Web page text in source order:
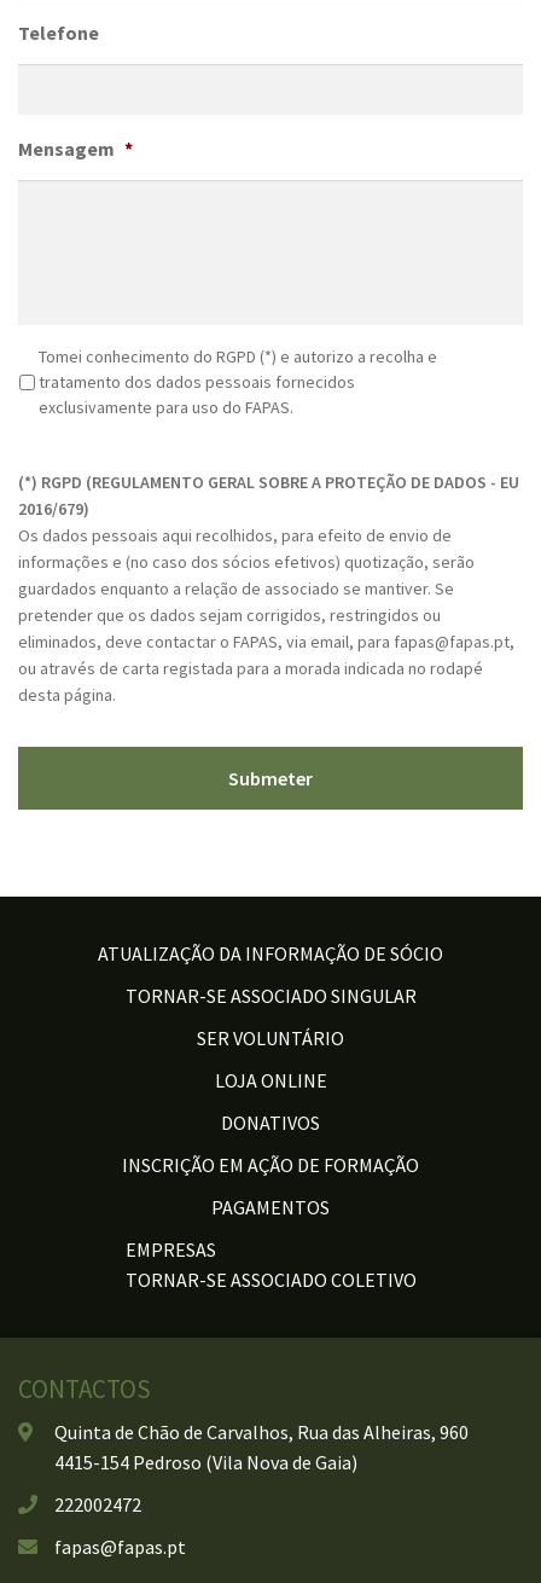
Telefone
Mensagem *
G
Tomei conhecimento do RGPD (*) e autorizo a recolha e
tratamento dos dados pessoais fornecidos
exclusivamente para uso do FAPAS.
A
P
T
C
H
A
(*) RGPD (REGULAMENTO GERAL SOBRE A PROTEÇÃO DE DADOS - EU
2016/679)
Os dados pessoais aqui recolhidos, para efeito de envio de
informações e (no caso dos sócios efetivos) quotização, serão
guardados enquanto a relação de associado se mantiver. Se
pretender que os dados sejam corrigidos, restringidos ou
eliminados, deve contactar o FAPAS, via email, para fapas@fapas.pt,
ou através de carta registada para a morada indicada no rodapé
desta página.
ATUALIZAÇÃO DA INFORMAÇÃO DE SÓCIO
TORNAR-SE ASSOCIADO SINGULAR
SER VOLUNTÁRIO
LOJA ONLINE
DONATIVOS
INSCRIÇÃO EM AÇÃO DE FORMAÇÃO
PAGAMENTOS
EMPRESAS
TORNAR-SE ASSOCIADO COLETIVO
CONTACTOS
Quinta de Chão de Carvalhos, Rua das Alheiras, 960
4415-154 Pedroso (Vila Nova de Gaia)
222002472
fapas@fapas.pt